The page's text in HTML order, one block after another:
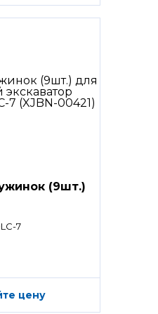
(9шт.)
7
цену